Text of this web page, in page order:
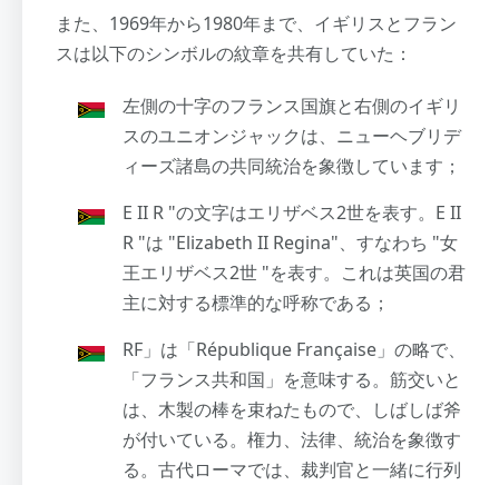
また、1969年から1980年まで、イギリスとフラン
スは以下のシンボルの紋章を共有していた：
左側の十字のフランス国旗と右側のイギリ
スのユニオンジャックは、ニューヘブリデ
ィーズ諸島の共同統治を象徴しています；
E II R "の文字はエリザベス2世を表す。E II
R "は "Elizabeth II Regina"、すなわち "女
王エリザベス2世 "を表す。これは英国の君
主に対する標準的な呼称である；
RF」は「République Française」の略で、
「フランス共和国」を意味する。筋交いと
は、木製の棒を束ねたもので、しばしば斧
が付いている。権力、法律、統治を象徴す
る。古代ローマでは、裁判官と一緒に行列